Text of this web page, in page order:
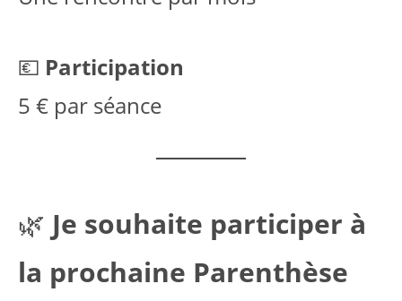
💶 Participation
5 € par séance
🌿 Je souhaite participer à
la prochaine Parenthèse